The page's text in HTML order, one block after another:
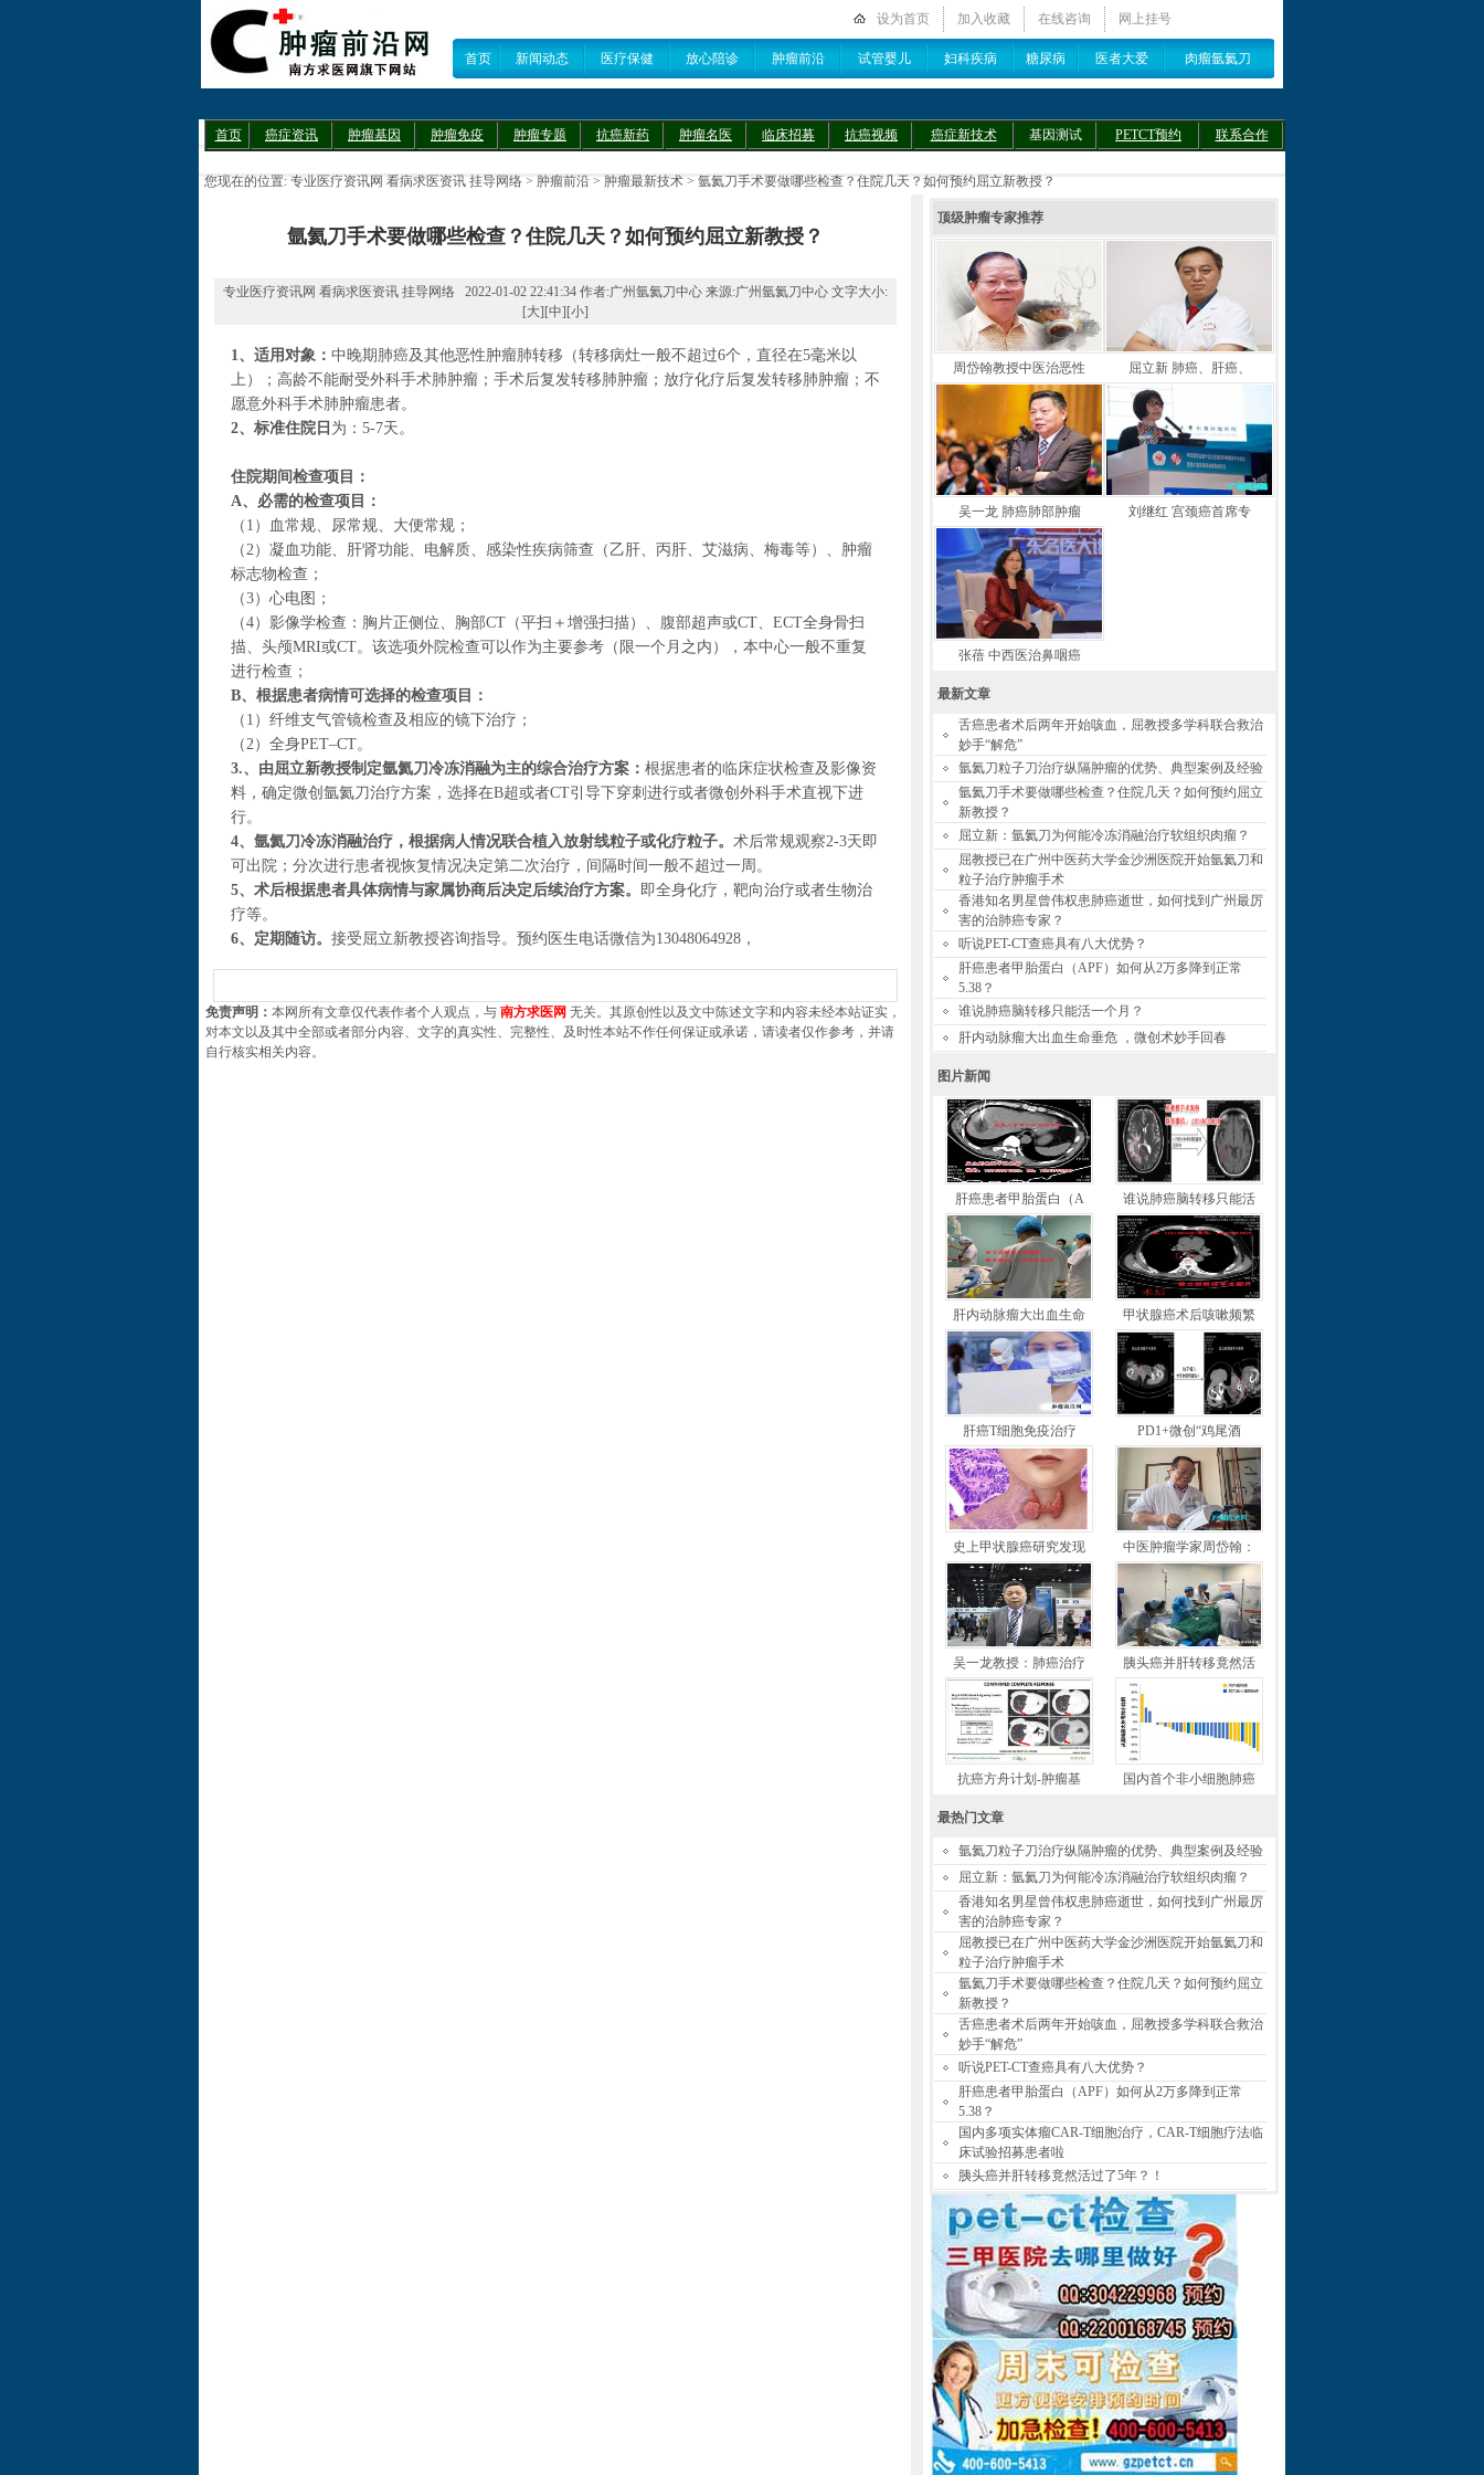
设为首页 加入收藏 在线咨询 网上挂号
首页 新闻动态 医疗保健 放心陪诊 肿瘤前沿 试管婴儿 妇科疾病 糖尿病 医者大爱 肉瘤氩氦刀
首页 癌症资讯 肿瘤基因 肿瘤免疫 肿瘤专题 抗癌新药 肿瘤名医 临床招募 抗癌视频 癌症新技术 基因测试 PETCT预约 联系合作
您现在的位置: 专业医疗资讯网 看病求医资讯 挂导网络 > 肿瘤前沿 > 肿瘤最新技术 > 氩氦刀手术要做哪些检查？住院几天？如何预约屈立新教授？
氩氦刀手术要做哪些检查？住院几天？如何预约屈立新教授？
专业医疗资讯网 看病求医资讯 挂导网络 2022-01-02 22:41:34 作者:广州氩氦刀中心 来源:广州氩氦刀中心 文字大小:
[大][中][小]
1、适用对象： 中晚期肺癌及其他恶性肿瘤肺转移（转移病灶一般不超过6个，直径在5毫米以
上）；高龄不能耐受外科手术肺肿瘤；手术后复发转移肺肿瘤；放疗化疗后复发转移肺肿瘤；不
愿意外科手术肺肿瘤患者。
2、标准住院日 为：5-7天。
住院期间检查项目：
A、必需的检查项目：
（1）血常规、尿常规、大便常规；
（2）凝血功能、肝肾功能、电解质、感染性疾病筛查（乙肝、丙肝、艾滋病、梅毒等）、肿瘤
标志物检查；
（3）心电图；
（4）影像学检查：胸片正侧位、胸部CT（平扫＋增强扫描）、腹部超声或CT、ECT全身骨扫
描、头颅MRI或CT。该选项外院检查可以作为主要参考（限一个月之内），本中心一般不重复
进行检查；
B、根据患者病情可选择的检查项目：
（1）纤维支气管镜检查及相应的镜下治疗；
（2）全身PET–CT。
3.、由屈立新教授制定氩氦刀冷冻消融为主的综合治疗方案： 根据患者的临床症状检查及影像资
料，确定微创氩氦刀治疗方案，选择在B超或者CT引导下穿刺进行或者微创外科手术直视下进
行。
4、氩氦刀冷冻消融治疗，根据病人情况联合植入放射线粒子或化疗粒子。 术后常规观察2-3天即
可出院；分次进行患者视恢复情况决定第二次治疗，间隔时间一般不超过一周。
5、术后根据患者具体病情与家属协商后决定后续治疗方案。 即全身化疗，靶向治疗或者生物治
疗等。
6、定期随访。 接受屈立新教授咨询指导。预约医生电话微信为13048064928，
免责声明： 本网所有文章仅代表作者个人观点，与 南方求医网 无关。其原创性以及文中陈述文字和内容未经本站证实，
对本文以及其中全部或者部分内容、文字的真实性、完整性、及时性本站不作任何保证或承诺，请读者仅作参考，并请
自行核实相关内容。
顶级肿瘤专家推荐
周岱翰教授中医治恶性 屈立新 肺癌、肝癌、
吴一龙 肺癌肺部肿瘤 刘继红 宫颈癌首席专
张蓓 中西医治鼻咽癌
最新文章
舌癌患者术后两年开始咳血，屈教授多学科联合救治
妙手“解危”
氩氦刀粒子刀治疗纵隔肿瘤的优势、典型案例及经验
氩氦刀手术要做哪些检查？住院几天？如何预约屈立
新教授？
屈立新：氩氦刀为何能冷冻消融治疗软组织肉瘤？
屈教授已在广州中医药大学金沙洲医院开始氩氦刀和
粒子治疗肿瘤手术
香港知名男星曾伟权患肺癌逝世，如何找到广州最厉
害的治肺癌专家？
听说PET-CT查癌具有八大优势？
肝癌患者甲胎蛋白（APF）如何从2万多降到正常
5.38？
谁说肺癌脑转移只能活一个月？
肝内动脉瘤大出血生命垂危 ，微创术妙手回春
图片新闻
肝癌患者甲胎蛋白（A 谁说肺癌脑转移只能活
肝内动脉瘤大出血生命 甲状腺癌术后咳嗽频繁
肝癌T细胞免疫治疗 PD1+微创“鸡尾酒
史上甲状腺癌研究发现 中医肿瘤学家周岱翰：
吴一龙教授：肺癌治疗 胰头癌并肝转移竟然活
抗癌方舟计划-肿瘤基 国内首个非小细胞肺癌
最热门文章
氩氦刀粒子刀治疗纵隔肿瘤的优势、典型案例及经验
屈立新：氩氦刀为何能冷冻消融治疗软组织肉瘤？
香港知名男星曾伟权患肺癌逝世，如何找到广州最厉
害的治肺癌专家？
屈教授已在广州中医药大学金沙洲医院开始氩氦刀和
粒子治疗肿瘤手术
氩氦刀手术要做哪些检查？住院几天？如何预约屈立
新教授？
舌癌患者术后两年开始咳血，屈教授多学科联合救治
妙手“解危”
听说PET-CT查癌具有八大优势？
肝癌患者甲胎蛋白（APF）如何从2万多降到正常
5.38？
国内多项实体瘤CAR-T细胞治疗，CAR-T细胞疗法临
床试验招募患者啦
胰头癌并肝转移竟然活过了5年？！